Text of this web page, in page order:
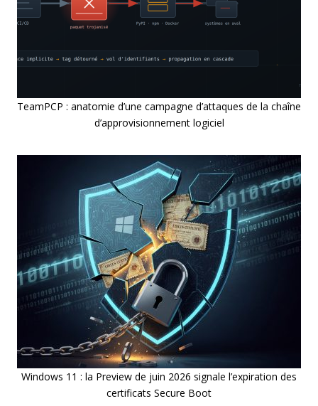
TeamPCP : anatomie d’une campagne d’attaques de la chaîne
d’approvisionnement logiciel
Windows 11 : la Preview de juin 2026 signale l’expiration des
certificats Secure Boot